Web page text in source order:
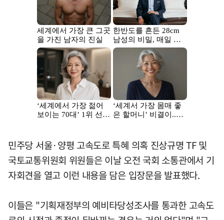
민주당 서울·양평 고속도로 특혜 의혹 진상규명 TF 및
국토교통위원회 위원들은 이날 오전 국회 소통관에서 기
자회견을 열고 이런 내용을 담은 입장문을 발표했다.
이들은 "기획재정부의 예비타당성조사를 통과한 고속도